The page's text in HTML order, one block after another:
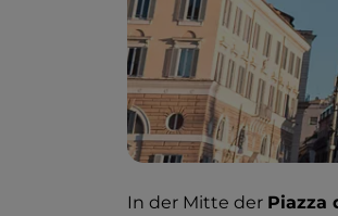
In der Mitte der Piazza